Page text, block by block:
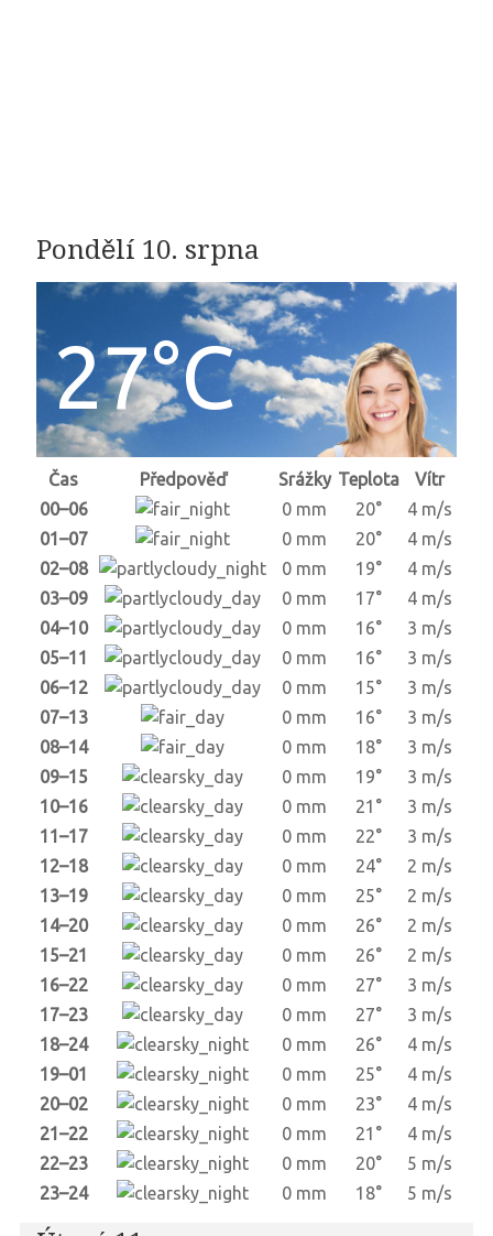
Pondělí 10. srpna
27°C
Čas Předpověď Srážky Teplota
Vítr
00–06
0 mm 20°
4 m/s
01–07
0 mm 20°
4 m/s
02–08
0 mm 19°
4 m/s
03–09
0 mm 17°
4 m/s
04–10
0 mm 16°
3 m/s
05–11
0 mm 16°
3 m/s
06–12
0 mm 15°
3 m/s
07–13
0 mm 16°
3 m/s
08–14
0 mm 18°
3 m/s
09–15
0 mm 19°
3 m/s
10–16
0 mm 21°
3 m/s
11–17
0 mm 22°
3 m/s
12–18
0 mm 24°
2 m/s
13–19
0 mm 25°
2 m/s
14–20
0 mm 26°
2 m/s
15–21
0 mm 26°
2 m/s
16–22
0 mm 27°
3 m/s
17–23
0 mm 27°
3 m/s
18–24
0 mm 26°
4 m/s
19–01
0 mm 25°
4 m/s
20–02
0 mm 23°
4 m/s
21–22
0 mm 21°
4 m/s
22–23
0 mm 20°
5 m/s
23–24
0 mm 18° 5 m/s